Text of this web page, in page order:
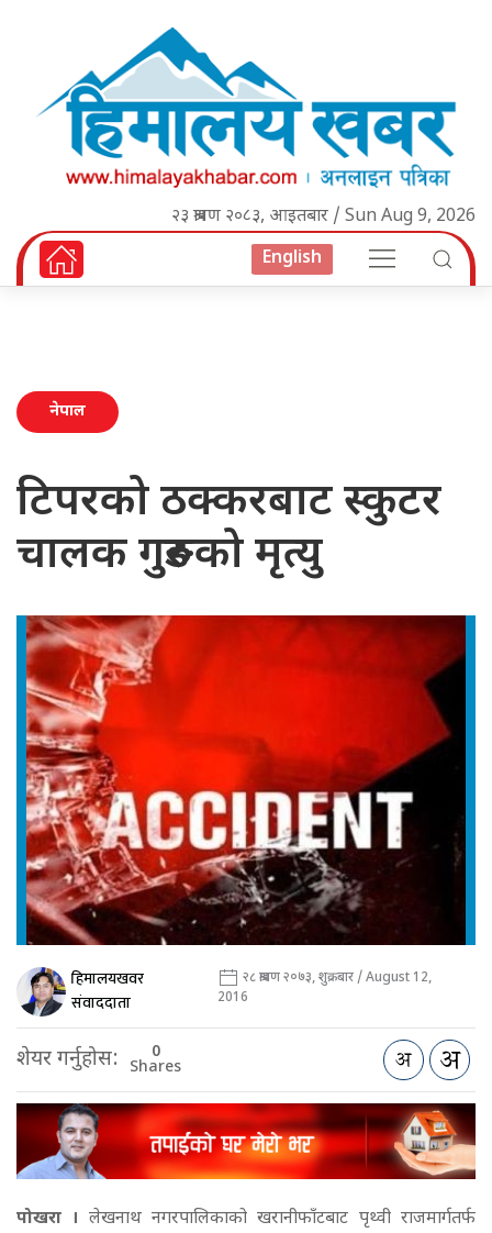
२३ श्रावण २०८३, आइतबार / Sun Aug 9, 2026
English
नेपाल
टिपरको ठक्करबाट स्कुटर
चालक गुरुङको मृत्यु
हिमालयखवर
संवाददाता
२८ श्रावण २०७३, शुक्रबार / August 12,
2016
शेयर गर्नुहोस: 0
Shares
पोखरा । लेखनाथ नगरपालिकाको खरानीफाँटबाट पृथ्वी राजमार्गतर्फ